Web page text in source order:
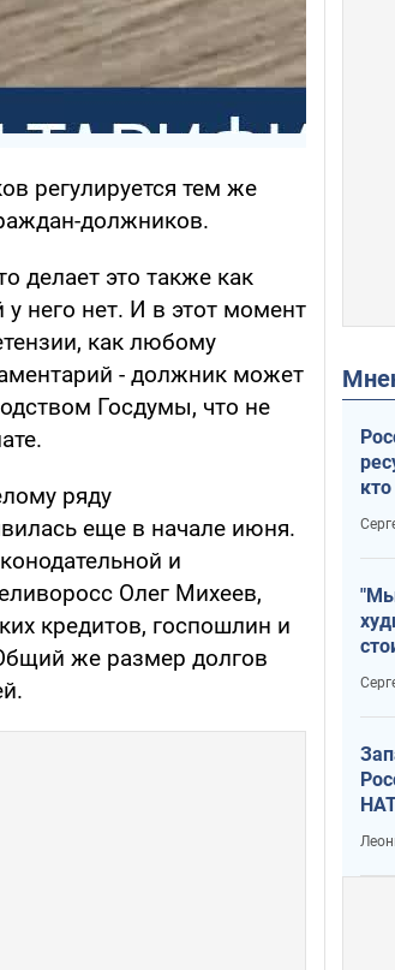
регулируется тем же
должников.
делает это также как
него нет. И в этот момент
как любому
- должник может
Госдумы, что не
ряду
еще в начале июня.
и
Олег Михеев,
кредитов, госпошлин и
же размер долгов